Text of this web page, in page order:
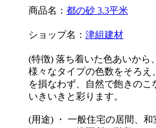
商品名： 都の砂 3.3平米
ショップ名： 津組建材
(特徴) 落ち着いた色あいから
様々なタイプの色数をそろえ
を損なわず、自然で飽きのこ
いきいきと彩ります。
(用途) ・ 一般住宅の居間、和